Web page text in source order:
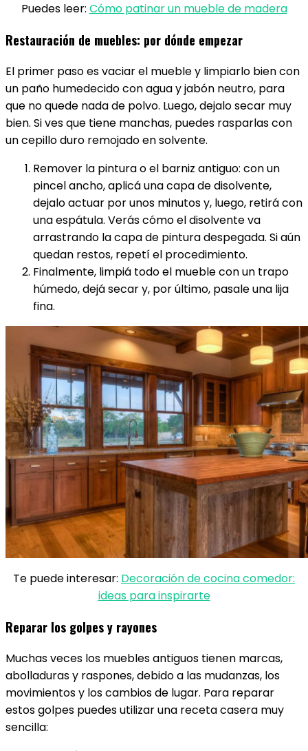
Puedes leer: Cómo patinar un mueble de madera
Restauración de muebles: por dónde empezar
El primer paso es vaciar el mueble y limpiarlo bien con
un paño humedecido con agua y jabón neutro, para
que no quede nada de polvo. Luego, dejalo secar muy
bien. Si ves que tiene manchas, puedes rasparlas con
un cepillo duro remojado en solvente.
Remover la pintura o el barniz antiguo: con un
pincel ancho, aplicá una capa de disolvente,
dejalo actuar por unos minutos y, luego, retirá con
una espátula. Verás cómo el disolvente va
arrastrando la capa de pintura despegada. Si aún
quedan restos, repetí el procedimiento.
Finalmente, limpiá todo el mueble con un trapo
húmedo, dejá secar y, por último, pasale una lija
fina.
Te puede interesar: Decoración de cocina comedor:
ideas para inspirarte
Reparar los golpes y rayones
Muchas veces los muebles antiguos tienen marcas,
abolladuras y raspones, debido a las mudanzas, los
movimientos y los cambios de lugar. Para reparar
estos golpes puedes utilizar una receta casera muy
sencilla: